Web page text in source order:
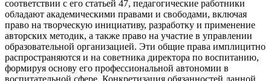
соответствии с его статьей 47, педагогические работники
обладают академическими правами и свободами, включая
право на творческую инициативу, разработку и применение
авторских методик, а также право на участие в управлении
образовательной организацией. Эти общие права имплицитно
распространяются и на советника директора по воспитанию,
формируя основу его профессиональной автономии в